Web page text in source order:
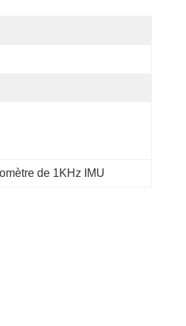
de 1KHz IMU